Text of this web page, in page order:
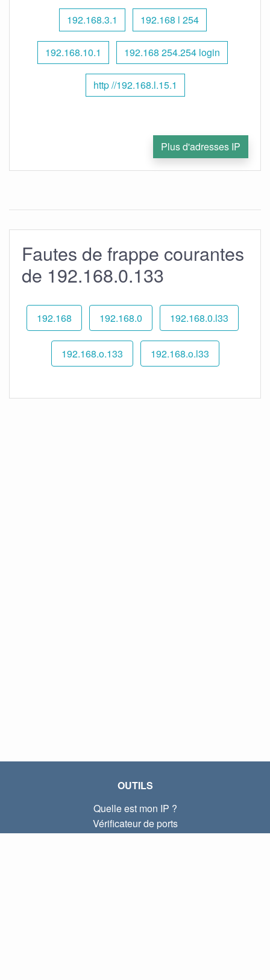
192.168.3.1 192.168 l 254
192.168.10.1 192.168 254.254 login
http //192.168.l.15.1
Plus d'adresses IP
Fautes de frappe courantes
de 192.168.0.133
192.168 192.168.0 192.168.0.l33
192.168.o.133 192.168.o.l33
OUTILS
Quelle est mon IP ?
Vérificateur de ports